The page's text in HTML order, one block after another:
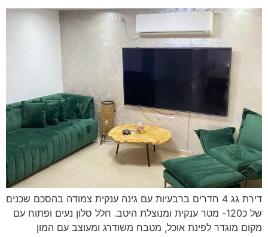
דירת גג 4 חדרים ברבעיות עם גינה ענקית צמודה בהסכם שכנים
של כ120- מטר ענקית ומנוצלת היטב. חלל סלון נעים ופתוח עם
מקום מוגדר לפינת אוכל, מטבח משודרג ומעוצב עם המון